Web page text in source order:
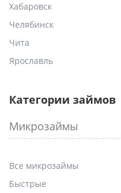
Хабаровск
Челябинск
Чита
Ярославль
Категории займов
Микрозаймы
Все микрозаймы
Быстрые